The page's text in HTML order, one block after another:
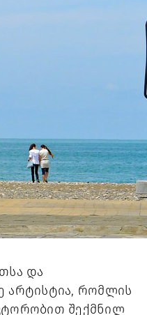
და
არტისტია, რომლის
შექმნილ